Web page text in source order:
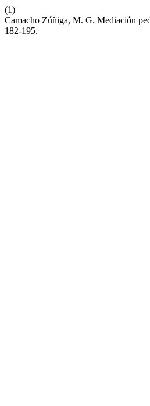
(1)
Camacho Zúñiga, M. G. Mediación
182-195.